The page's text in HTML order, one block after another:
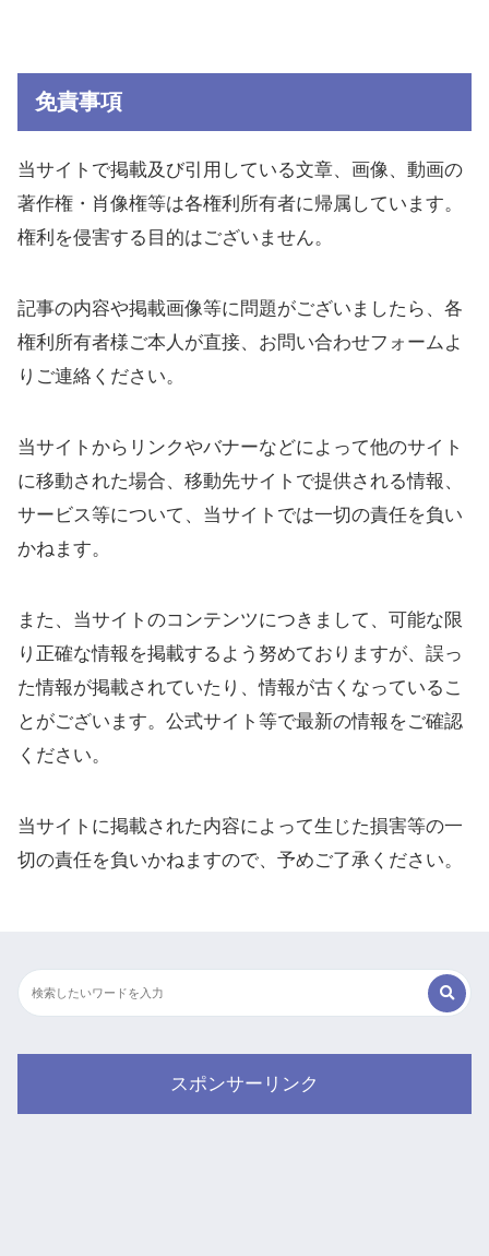
免責事項
当サイトで掲載及び引用している文章、画像、動画の
著作権・肖像権等は各権利所有者に帰属しています。
権利を侵害する目的はございません。
記事の内容や掲載画像等に問題がございましたら、各
権利所有者様ご本人が直接、お問い合わせフォームよ
りご連絡ください。
当サイトからリンクやバナーなどによって他のサイト
に移動された場合、移動先サイトで提供される情報、
サービス等について、当サイトでは一切の責任を負い
かねます。
また、当サイトのコンテンツにつきまして、可能な限
り正確な情報を掲載するよう努めておりますが、誤っ
た情報が掲載されていたり、情報が古くなっているこ
とがございます。公式サイト等で最新の情報をご確認
ください。
当サイトに掲載された内容によって生じた損害等の一
切の責任を負いかねますので、予めご了承ください。
スポンサーリンク